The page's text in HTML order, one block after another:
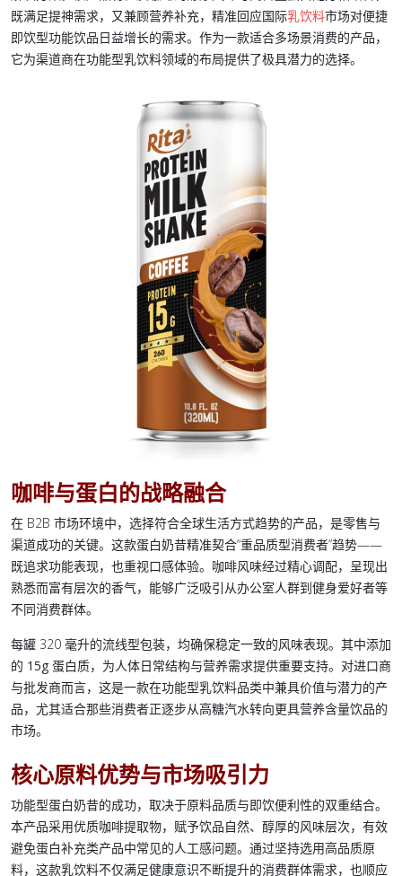
既满足提神需求，又兼顾营养补充，精准回应国际乳饮料市场对便捷
即饮型功能饮品日益增长的需求。作为一款适合多场景消费的产品，
它为渠道商在功能型乳饮料领域的布局提供了极具潜力的选择。
咖啡与蛋白的战略融合
在 B2B 市场环境中，选择符合全球生活方式趋势的产品，是零售与
渠道成功的关键。这款蛋白奶昔精准契合“重品质型消费者”趋势——
既追求功能表现，也重视口感体验。咖啡风味经过精心调配，呈现出
熟悉而富有层次的香气，能够广泛吸引从办公室人群到健身爱好者等
不同消费群体。
每罐 320 毫升的流线型包装，均确保稳定一致的风味表现。其中添加
的 15g 蛋白质，为人体日常结构与营养需求提供重要支持。对进口商
与批发商而言，这是一款在功能型乳饮料品类中兼具价值与潜力的产
品，尤其适合那些消费者正逐步从高糖汽水转向更具营养含量饮品的
市场。
核心原料优势与市场吸引力
功能型蛋白奶昔的成功，取决于原料品质与即饮便利性的双重结合。
本产品采用优质咖啡提取物，赋予饮品自然、醇厚的风味层次，有效
避免蛋白补充类产品中常见的人工感问题。通过坚持选用高品质原
料，这款乳饮料不仅满足健康意识不断提升的消费群体需求，也顺应